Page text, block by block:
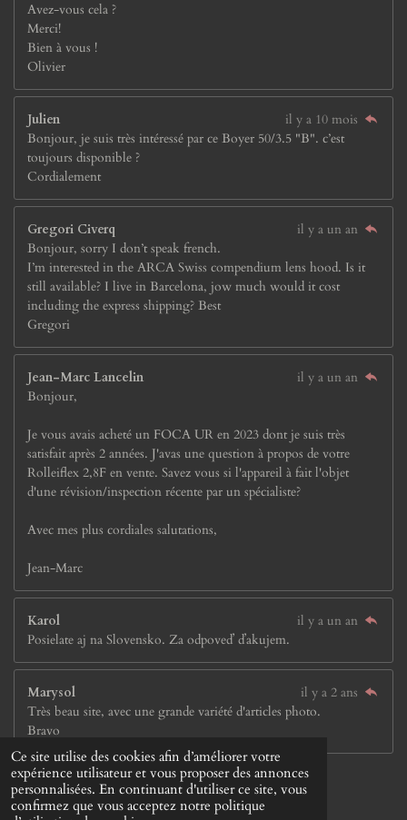
Ce site utilise des cookies afin d’améliorer votre
expérience utilisateur et vous proposer des annonces
personnalisées. En continuant d'utiliser ce site, vous
confirmez que vous acceptez notre politique
Avez-vous cela ?
Merci!
Bien à vous !
Olivier
Julien
il y a 10 mois
Bonjour, je suis très intéressé par ce Boyer 50/3.5 "B". c’est
toujours disponible ?
Cordialement
Gregori Civerq
il y a un an
Bonjour, sorry I don’t speak french.
I’m interested in the ARCA Swiss compendium lens hood. Is it
still available? I live in Barcelona, jow much would it cost
including the express shipping? Best
Gregori
Jean-Marc Lancelin
il y a un an
Bonjour,
Je vous avais acheté un FOCA UR en 2023 dont je suis très
satisfait après 2 années. J'avas une question à propos de votre
Rolleiflex 2,8F en vente. Savez vous si l'appareil à fait l'objet
d'une révision/inspection récente par un spécialiste?
Avec mes plus cordiales salutations,
Jean-Marc
Karol
il y a un an
Posielate aj na Slovensko. Za odpoveď ďakujem.
Marysol
il y a 2 ans
Très beau site, avec une grande variété d'articles photo.
Bravo
© 2023 - 2026 Jay &Jay'S
Propulsé par Webador